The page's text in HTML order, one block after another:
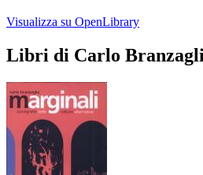
Visualizza su OpenLibrary
Libri di Carlo